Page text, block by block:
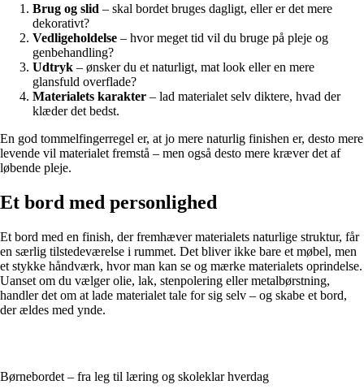
Brug og slid – skal bordet bruges dagligt, eller er det mere
dekorativt?
Vedligeholdelse – hvor meget tid vil du bruge på pleje og
genbehandling?
Udtryk – ønsker du et naturligt, mat look eller en mere
glansfuld overflade?
Materialets karakter – lad materialet selv diktere, hvad der
klæder det bedst.
En god tommelfingerregel er, at jo mere naturlig finishen er, desto mere
levende vil materialet fremstå – men også desto mere kræver det af
løbende pleje.
Et bord med personlighed
Et bord med en finish, der fremhæver materialets naturlige struktur, får
en særlig tilstedeværelse i rummet. Det bliver ikke bare et møbel, men
et stykke håndværk, hvor man kan se og mærke materialets oprindelse.
Uanset om du vælger olie, lak, stenpolering eller metalbørstning,
handler det om at lade materialet tale for sig selv – og skabe et bord,
der ældes med ynde.
Børnebordet – fra leg til læring og skoleklar hverdag